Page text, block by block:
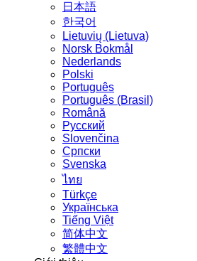
日本語
한국어
Lietuvių (Lietuva)
‪Norsk Bokmål‬
Nederlands
Polski
Português
Português (Brasil)
Română
Русский
Slovenčina
Српски
Svenska
ไทย
Türkçe
Українська
Tiếng Việt
简体中文
繁體中文